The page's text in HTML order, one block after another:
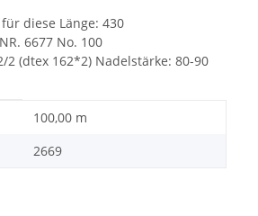
diese Länge: 430
6677 No. 100
2 (dtex 162*2) Nadelstärke: 80-90
100,00 m
2669